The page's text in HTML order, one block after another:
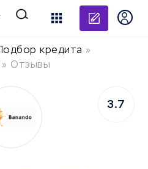
Подбор кредита »
» Отзывы
3.7